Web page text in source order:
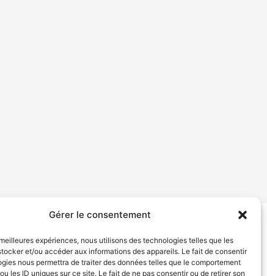
Gérer le consentement
expériences, nous utilisons des technologies telles que les
et/ou accéder aux informations des appareils. Le fait de consentir
nous permettra de traiter des données telles que le comportement
les ID uniques sur ce site. Le fait de ne pas consentir ou de retirer son
de services Politique de confidentialité